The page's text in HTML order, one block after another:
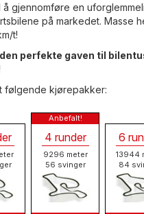
å gjennomføre en
på markedet. Masse
t!
perfekte gaven til
følgende kjørepakker:
4 runder
9296 meter
56 svinger
6
13944
84